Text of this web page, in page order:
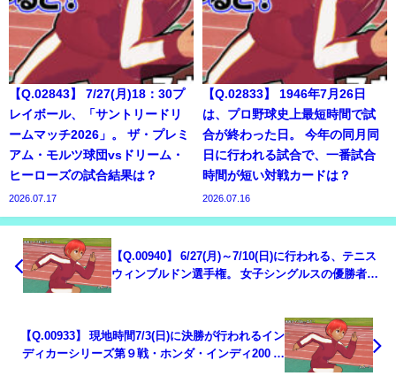
【Q.02843】 7/27(月)18：30プ
レイボール、「サントリードリ
ームマッチ2026」。 ザ・プレミ
アム・モルツ球団vsドリーム・
ヒーローズの試合結果は？
2026.07.17
【Q.02833】 1946年7月26日
は、プロ野球史上最短時間で試
合が終わった日。 今年の同月同
日に行われる試合で、一番試合
時間が短い対戦カードは？
2026.07.16
【Q.00940】 6/27(月)～7/10(日)に行われる、テニス
ウィンブルドン選手権。 女子シングルスの優勝者
【Q.00933】 現地時間7/3(日)に決勝が行われるイン
ディカーシリーズ第９戦・ホンダ・インディ200 ア